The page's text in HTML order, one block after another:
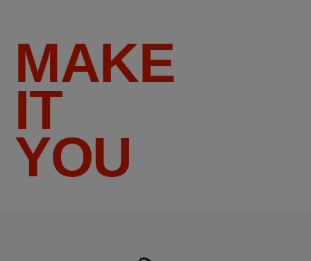
MAKE
IT
YOU